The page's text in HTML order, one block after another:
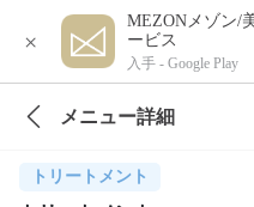
×
MEZONメゾン/
ービス
入手 - Google Play
メニュー詳細
トリートメント